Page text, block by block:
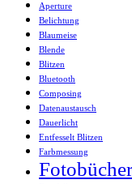
Aperture
Belichtung
Blaumeise
Blende
Blitzen
Bluetooth
Composing
Datenaustausch
Dauerlicht
Entfesselt Blitzen
Farbmessung
Fotobücher